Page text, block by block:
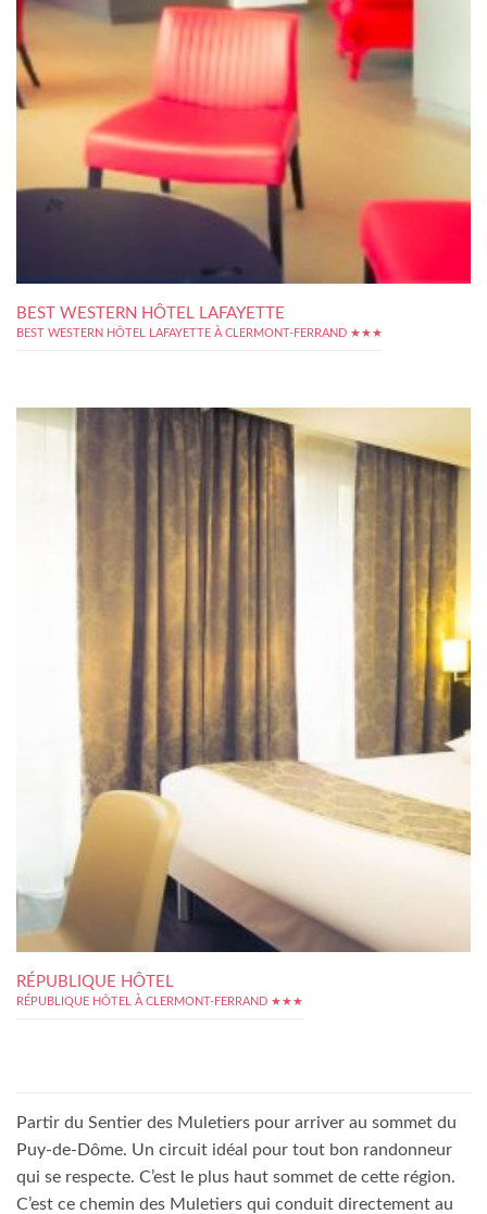
BEST WESTERN HÔTEL LAFAYETTE
BEST WESTERN HÔTEL LAFAYETTE À CLERMONT-FERRAND ★★★
RÉPUBLIQUE HÔTEL
RÉPUBLIQUE HÔTEL À CLERMONT-FERRAND ★★★
Partir du Sentier des Muletiers pour arriver au sommet du
Puy-de-Dôme. Un circuit idéal pour tout bon randonneur
qui se respecte. C’est le plus haut sommet de cette région.
C’est ce chemin des Muletiers qui conduit directement au